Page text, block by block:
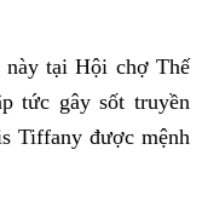
tại Hội chợ Thế
tức gây sốt truyền
Tiffany được mệnh